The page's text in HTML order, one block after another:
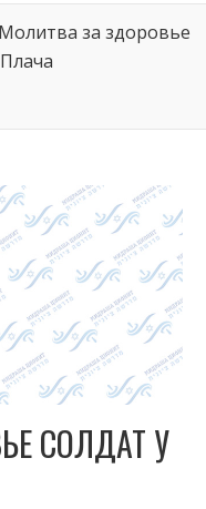
Молитва за здоровье
СОЛДАТ У